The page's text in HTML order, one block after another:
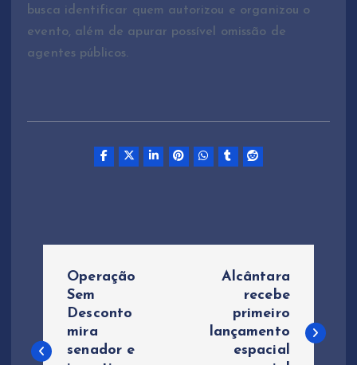
busca identificar quem autorizou e organizou o
evento, além de apurar possível omissão de
agentes públicos.
v
Operação
Sem
Desconto
mira
senador e
Alcântara
recebe
primeiro
lançamento
espacial